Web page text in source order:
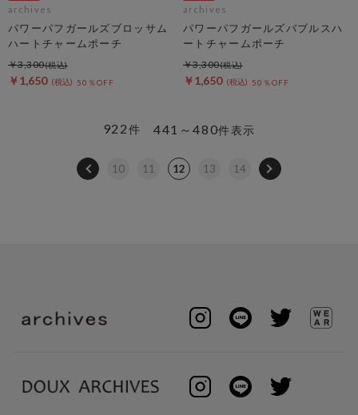
archives
パワーパフガールズブロッサム
ハートチャームポーチ
￥1,650 50％OFF
￥3,300
archives
パワーパフガールズバブルスハ
ートチャームポーチ
￥1,650 50％OFF
￥3,300
441～480件表示
922件
10 11 12 13 14